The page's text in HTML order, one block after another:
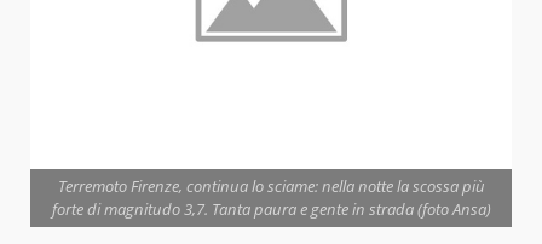
Terremoto Firenze, continua lo sciame: nella notte la scossa più
forte di magnitudo 3,7. Tanta paura e gente in strada (foto Ansa)